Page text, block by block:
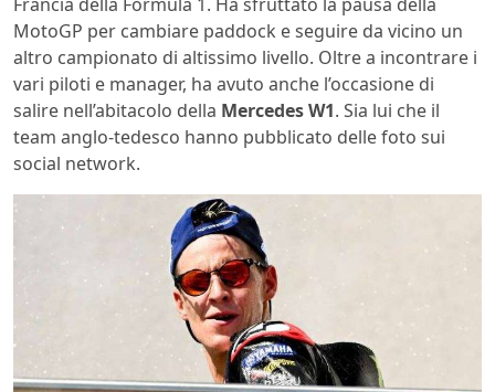
Francia della Formula 1. Ha sfruttato la pausa della
MotoGP per cambiare paddock e seguire da vicino un
altro campionato di altissimo livello. Oltre a incontrare i
vari piloti e manager, ha avuto anche l’occasione di
salire nell’abitacolo della Mercedes W1. Sia lui che il
team anglo-tedesco hanno pubblicato delle foto sui
social network.